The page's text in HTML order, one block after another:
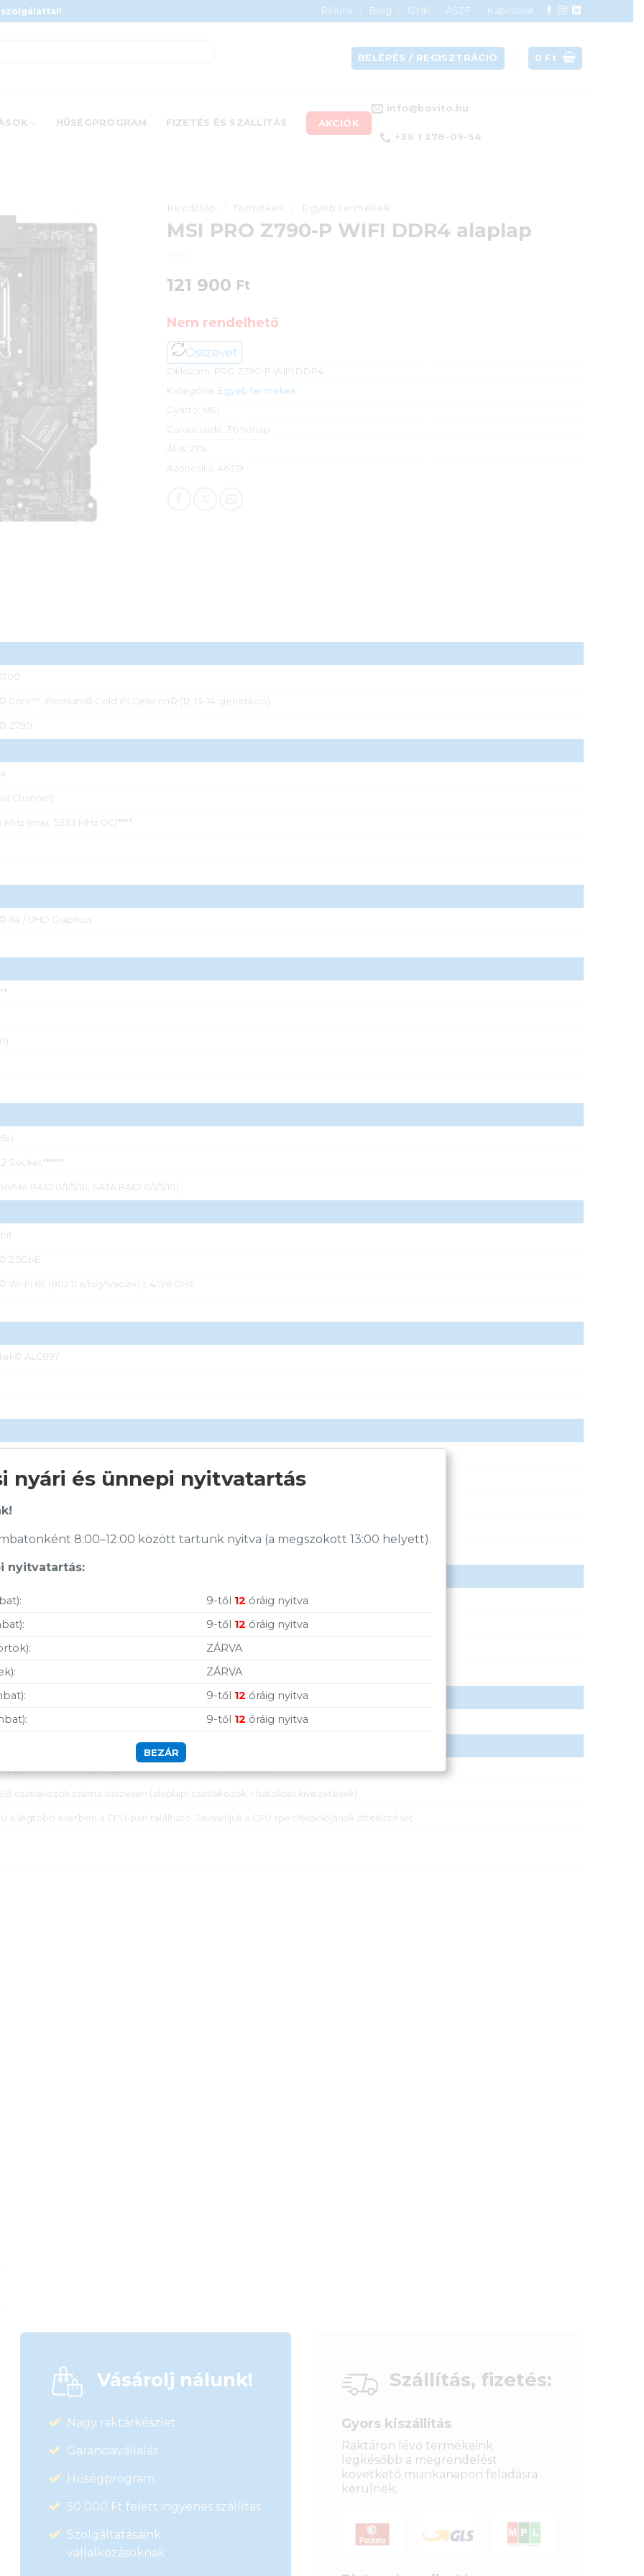
Rólunk Blog GYIK ÁSZF
Kapcsolat
BELÉPÉS / REGISZTRÁCIÓ 0 Ft
HŰSÉGPROGRAM FIZETÉS ÉS SZÁLLÍTÁS AKCIÓK
info@bovito.hu
+36 1 278-09-54
Kezdőlap Termékek Egyéb termékek
MSI PRO Z790-P WIFI DDR4 alaplap
121 900 Ft
Nem rendelhető
Összevet
Cikkszám: PRO Z790-P WIFI DDR4
Kategória: Egyéb termékek
Gyártó: MSI
Garanciaidő: 36 hónap
ÁFA: 27%
Azonosító: 46319
Core™, Pentium© Gold és Celeron© (12-13-14. generáció)
Z790
Channel)
MHz (max. 5333 MHz OC)****
Xe / UHD Graphics
Socket******
RAID 0/1/5/10, SATA RAID 0/1/5/10)
2.5GbE
Wi-Fi 6E (802.11 a/b/g/n/ac/ax) 2.4/5/6 GHz
ALC897
DisplayPort
audio Jack
port
CPU-k listája a gyártó hivatalos oldalán olvasható
csatlakozók száma összesen (alaplapi csatlakozók + hátoldali kivezetések)
a legtöbb esetben a CPU-ban található. Javasoljuk a CPU specifikációjának áttekintését.
Vásárolj nálunk!
Nagy raktárkészlet
Garanciavállalás
Hűségprogram
50 000 Ft felett ingyenes szállítás
Szolgáltatásaink
vállalkozásoknak
Szállítás, fizetés:
Gyors kiszállítás
Raktáron lévő termékeink
legkésőbb a megrendelést
követkető munkanapon feladásra
kerülnek.
nyári és ünnepi nyitvatartás
8:00–12:00 között tartunk nyitva (a megszokott 13:00 helyett).
nyitvatartás:
9-től 12 óráig nyitva
9-től 12 óráig nyitva
ZÁRVA
ZÁRVA
9-től 12 óráig nyitva
9-től 12 óráig nyitva
BEZÁR